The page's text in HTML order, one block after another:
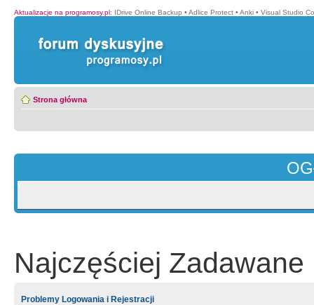
Aktualizacje na programosy.pl: IDrive Online Backup • Adlice Protect • Anki • Visual Studio
Strona główna
Najczęściej Zadawane
Problemy Logowania i Rejestracji